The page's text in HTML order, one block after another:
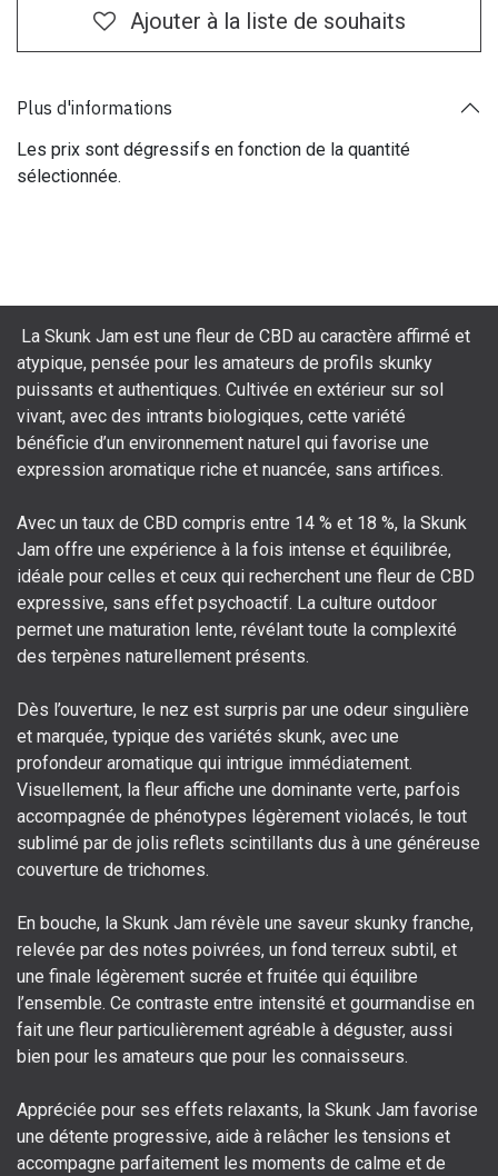
Ajouter à la liste de souhaits
Plus d'informations
Les prix sont dégressifs en fonction de la quantité
sélectionnée.
La Skunk Jam est une fleur de CBD au caractère affirmé et
atypique, pensée pour les amateurs de profils skunky
puissants et authentiques. Cultivée en extérieur sur sol
vivant, avec des intrants biologiques, cette variété
bénéficie d’un environnement naturel qui favorise une
expression aromatique riche et nuancée, sans artifices.
Avec un taux de CBD compris entre 14 % et 18 %, la Skunk
Jam offre une expérience à la fois intense et équilibrée,
idéale pour celles et ceux qui recherchent une fleur de CBD
expressive, sans effet psychoactif. La culture outdoor
permet une maturation lente, révélant toute la complexité
des terpènes naturellement présents.
Dès l’ouverture, le nez est surpris par une odeur singulière
et marquée, typique des variétés skunk, avec une
profondeur aromatique qui intrigue immédiatement.
Visuellement, la fleur affiche une dominante verte, parfois
accompagnée de phénotypes légèrement violacés, le tout
sublimé par de jolis reflets scintillants dus à une généreuse
couverture de trichomes.
En bouche, la Skunk Jam révèle une saveur skunky franche,
relevée par des notes poivrées, un fond terreux subtil, et
une finale légèrement sucrée et fruitée qui équilibre
l’ensemble. Ce contraste entre intensité et gourmandise en
fait une fleur particulièrement agréable à déguster, aussi
bien pour les amateurs que pour les connaisseurs.
Appréciée pour ses effets relaxants, la Skunk Jam favorise
une détente progressive, aide à relâcher les tensions et
accompagne parfaitement les moments de calme et de